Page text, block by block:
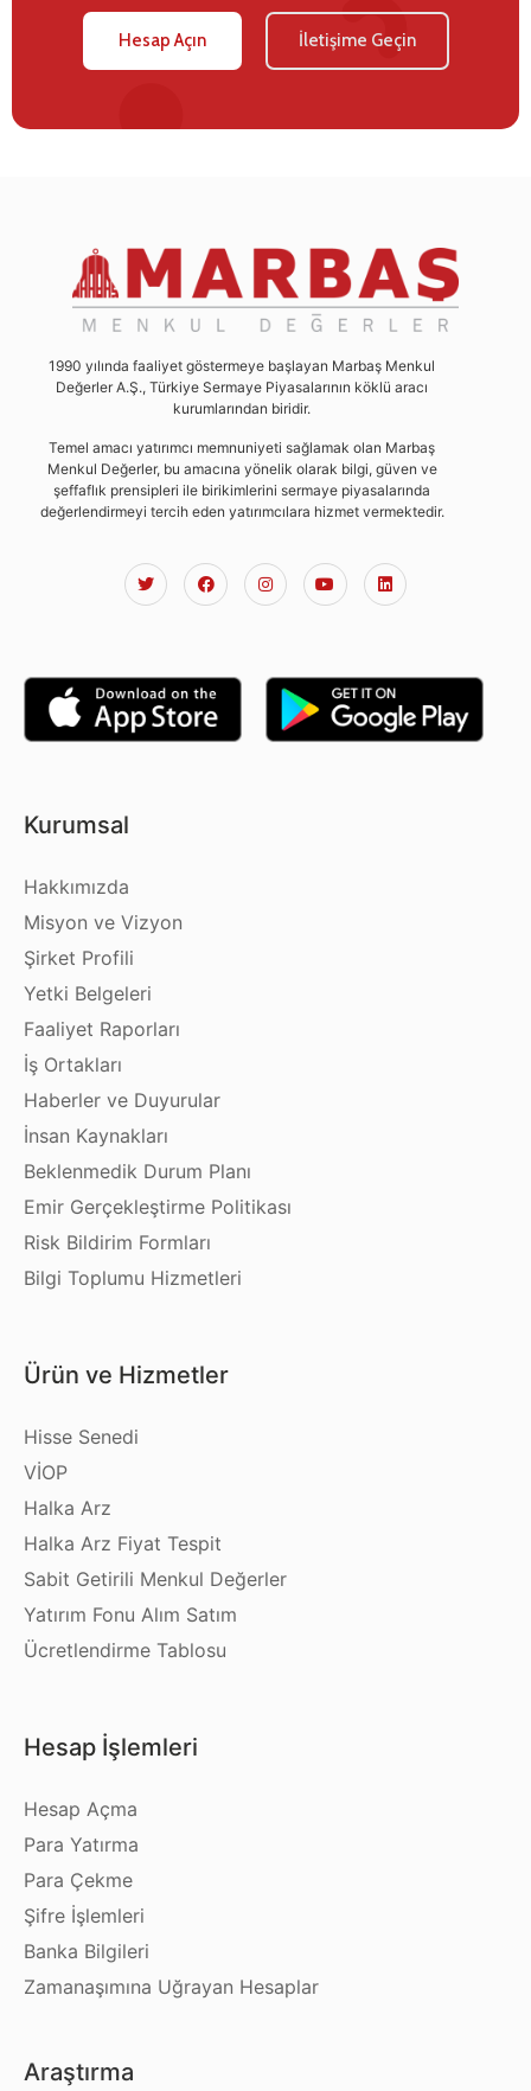
Hesap Açın İletişime Geçin
1990 yılında faaliyet göstermeye başlayan Marbaş Menkul
Değerler A.Ş., Türkiye Sermaye Piyasalarının köklü aracı
kurumlarından biridir.
Temel amacı yatırımcı memnuniyeti sağlamak olan Marbaş
Menkul Değerler, bu amacına yönelik olarak bilgi, güven ve
şeffaflık prensipleri ile birikimlerini sermaye piyasalarında
değerlendirmeyi tercih eden yatırımcılara hizmet vermektedir.
Kurumsal
Hakkımızda
Misyon ve Vizyon
Şirket Profili
Yetki Belgeleri
Faaliyet Raporları
İş Ortakları
Haberler ve Duyurular
İnsan Kaynakları
Beklenmedik Durum Planı
Emir Gerçekleştirme Politikası
Risk Bildirim Formları
Bilgi Toplumu Hizmetleri
Ürün ve Hizmetler
Hisse Senedi
VİOP
Halka Arz
Halka Arz Fiyat Tespit
Sabit Getirili Menkul Değerler
Yatırım Fonu Alım Satım
Ücretlendirme Tablosu
Hesap İşlemleri
Hesap Açma
Para Yatırma
Para Çekme
Şifre İşlemleri
Banka Bilgileri
Zamanaşımına Uğrayan Hesaplar
Araştırma